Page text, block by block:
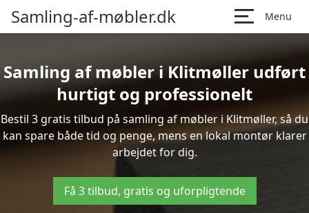
Samling-af-møbler.dk Menu
Samling af møbler i Klitmøller udført
hurtigt og professionelt
Bestil 3 gratis tilbud på samling af møbler i Klitmøller, så du
kan spare både tid og penge, mens en lokal montør klarer
arbejdet for dig.
Få 3 tilbud, gratis og uforpligtende